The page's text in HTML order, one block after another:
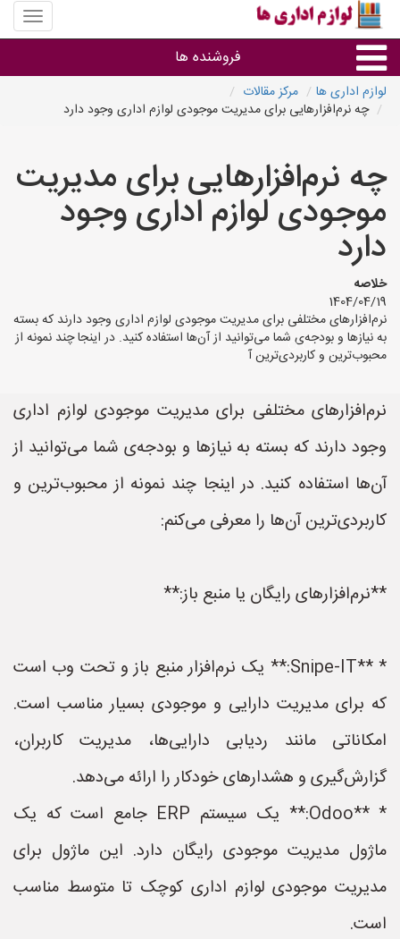
منوی
سایت
اداری
فروشنده ها
گروه ها
لوازم اداری ها
مرکز مقالات
چه نرم‌افزارهایی برای مدیریت موجودی لوازم اداری وجود دارد
چه نرم‌افزارهایی برای مدیریت
موجودی لوازم اداری وجود
دارد
خلاصه
1404/04/19
نرم‌افزارهای مختلفی برای مدیریت موجودی لوازم اداری وجود دارند که بسته
به نیازها و بودجه‌ی شما می‌توانید از آن‌ها استفاده کنید. در اینجا چند نمونه از
محبوب‌ترین و کاربردی‌ترین آ
نرم‌افزارهای مختلفی برای مدیریت موجودی لوازم اداری
وجود دارند که بسته به نیازها و بودجه‌ی شما می‌توانید از
آن‌ها استفاده کنید. در اینجا چند نمونه از محبوب‌ترین و
کاربردی‌ترین آن‌ها را معرفی می‌کنم:
**نرم‌افزارهای رایگان یا منبع باز:**
* **Snipe-IT:** یک نرم‌افزار منبع باز و تحت وب است
که برای مدیریت دارایی و موجودی بسیار مناسب است.
امکاناتی مانند ردیابی دارایی‌ها، مدیریت کاربران،
گزارش‌گیری و هشدارهای خودکار را ارائه می‌دهد.
* **Odoo:** یک سیستم ERP جامع است که یک
ماژول مدیریت موجودی رایگان دارد. این ماژول برای
مدیریت موجودی لوازم اداری کوچک تا متوسط مناسب
است.